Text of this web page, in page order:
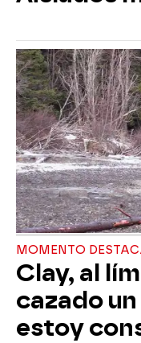
MOMENTO
Clay, al
cazado
estoy